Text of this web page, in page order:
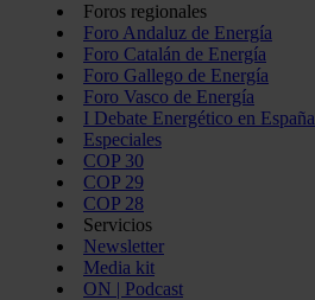
Foros regionales
Foro Andaluz de Energía
Foro Catalán de Energía
Foro Gallego de Energía
Foro Vasco de Energía
I Debate Energético en España
Especiales
COP 30
COP 29
COP 28
Servicios
Newsletter
Media kit
ON | Podcast